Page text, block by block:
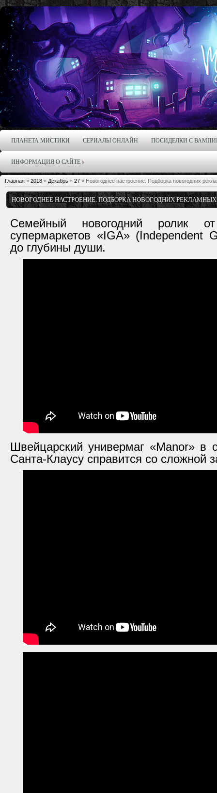
ПЛАНЕТА МИСТИКИ СЕРИАЛЫ ОНЛАЙН ПОСИДЕЛКИ С
ИНФОРМАЦИЯ О САЙТЕ
Главная » 2018 » Декабрь » 27 » Новогоднее настроение. Подборка новогодних
НОВОГОДНЕЕ НАСТРОЕНИЕ. ПОДБОРКА НОВОГОДНИХ
Семейный новогодний ролик
супермаркетов «IGA» (Independent
до глубины души.
Швейцарский универмаг «Manor» в
Санта-Клаусу справится со сложной